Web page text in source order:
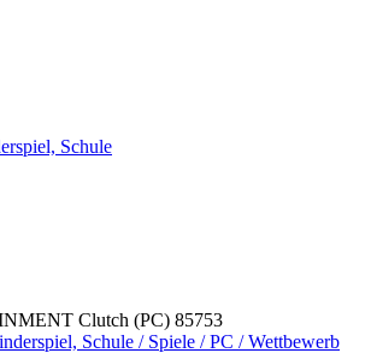
Schule
Clutch (PC) 85753
Schule / Spiele /PC /Wettbewerb